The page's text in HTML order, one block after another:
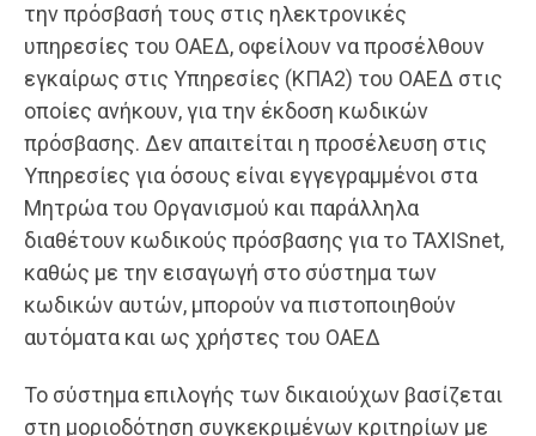
την πρόσβασή τους στις ηλεκτρονικές
υπηρεσίες του ΟΑΕΔ, οφείλουν να προσέλθουν
εγκαίρως στις Υπηρεσίες (ΚΠΑ2) του ΟΑΕΔ στις
οποίες ανήκουν, για την έκδοση κωδικών
πρόσβασης. Δεν απαιτείται η προσέλευση στις
Υπηρεσίες για όσους είναι εγγεγραμμένοι στα
Μητρώα του Οργανισμού και παράλληλα
διαθέτουν κωδικούς πρόσβασης για το TAXISnet,
καθώς με την εισαγωγή στο σύστημα των
κωδικών αυτών, μπορούν να πιστοποιηθούν
αυτόματα και ως χρήστες του ΟΑΕΔ
Το σύστημα επιλογής των δικαιούχων βασίζεται
στη μοριοδότηση συγκεκριμένων κριτηρίων με